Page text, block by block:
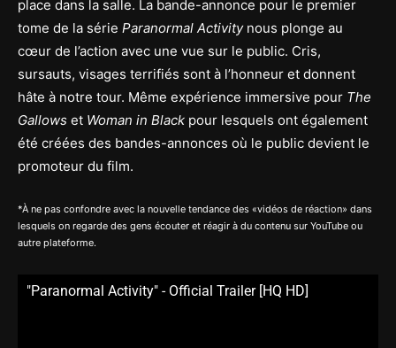
place dans la salle. La bande-annonce pour le premier
tome de la série Paranormal Activitynous plonge au
cœur de l’action avec une vue sur le public. Cris,
sursauts, visages terrifiés sont à l’honneur et donnent
hâte à notre tour. Même expérience immersive pour The
Gallows et Woman in Black pour lesquels ont également
été créées des bandes-annonces où le public devient le
promoteur du film.
*À ne pas confondre avec la nouvelle tendance des «vidéos de réaction» dans
lesquels on regarde des gens écouter et réagir à du contenu sur YouTube ou
autre plateforme.
"Paranormal Activity" - Official Trailer [HQ HD]